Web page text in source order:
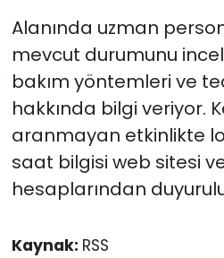
Alanında uzman
mevcut durumunu
bakım yöntemleri ve
hakkında bilgi veriyor.
aranmayan etkinlikte
saat bilgisi web sitesi
hesaplarından
Kaynak: RSS